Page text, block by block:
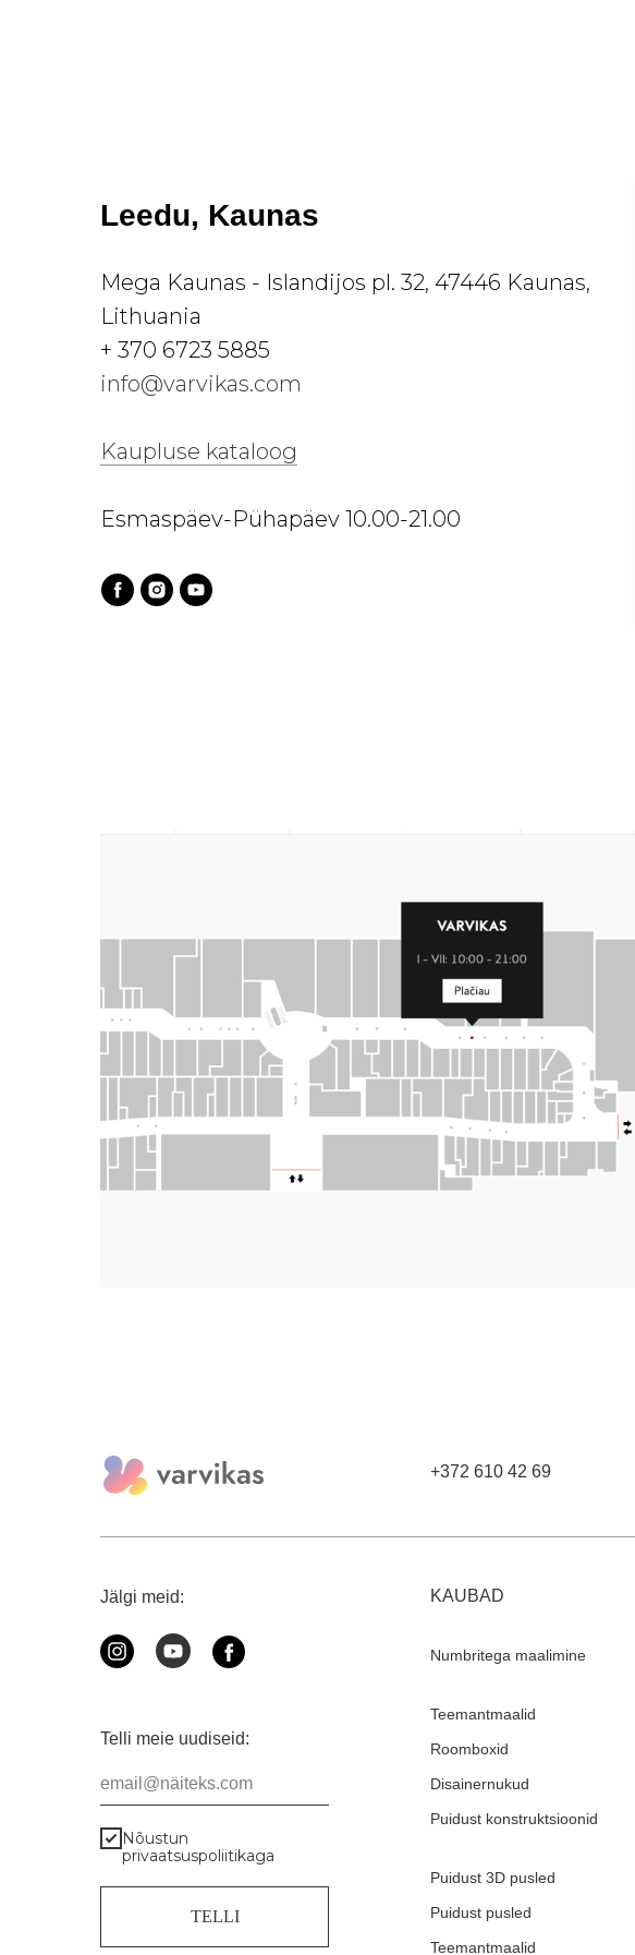
Leedu, Kaunas
Mega Kaunas - Islandijos pl. 32, 47446 Kaunas,
Lithuania
+ 370 6723 5885
info@varvikas.com
Kaupluse kataloog
Esmaspäev-Pühapäev 10.00-21.00
Jälgi meid:
Telli meie uudiseid:
email@näiteks.com
Nõustun
privaatsuspoliitikaga
TELLI
+372 610 42 69
Puidust konstruktsioonid
Disainernukud
Roomboxid
Puidust 3D pusled
Teemantmaalid
Numbritega maalimine
KAUBAD
Puidust pusled
Teemantmaalid